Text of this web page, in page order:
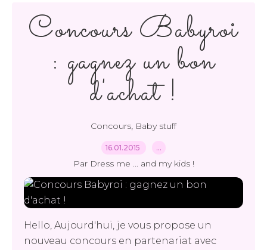
Concours Babyroi
: gagnez un bon
d'achat !
Concours, Baby stuff
16.01.2015 …
Par Dress me ... and my kids !
Hello, Aujourd'hui, je vous propose un
nouveau concours en partenariat avec